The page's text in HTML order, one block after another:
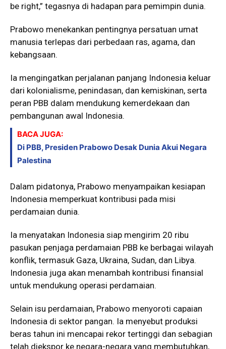
be right,” tegasnya di hadapan para pemimpin dunia.
Prabowo menekankan pentingnya persatuan umat
manusia terlepas dari perbedaan ras, agama, dan
kebangsaan.
Ia mengingatkan perjalanan panjang Indonesia keluar
dari kolonialisme, penindasan, dan kemiskinan, serta
peran PBB dalam mendukung kemerdekaan dan
pembangunan awal Indonesia.
BACA JUGA:
Di PBB, Presiden Prabowo Desak Dunia Akui Negara
Palestina
Dalam pidatonya, Prabowo menyampaikan kesiapan
Indonesia memperkuat kontribusi pada misi
perdamaian dunia.
Ia menyatakan Indonesia siap mengirim 20 ribu
pasukan penjaga perdamaian PBB ke berbagai wilayah
konflik, termasuk Gaza, Ukraina, Sudan, dan Libya.
Indonesia juga akan menambah kontribusi finansial
untuk mendukung operasi perdamaian.
Selain isu perdamaian, Prabowo menyoroti capaian
Indonesia di sektor pangan. Ia menyebut produksi
beras tahun ini mencapai rekor tertinggi dan sebagian
telah diekspor ke negara-negara yang membutuhkan,